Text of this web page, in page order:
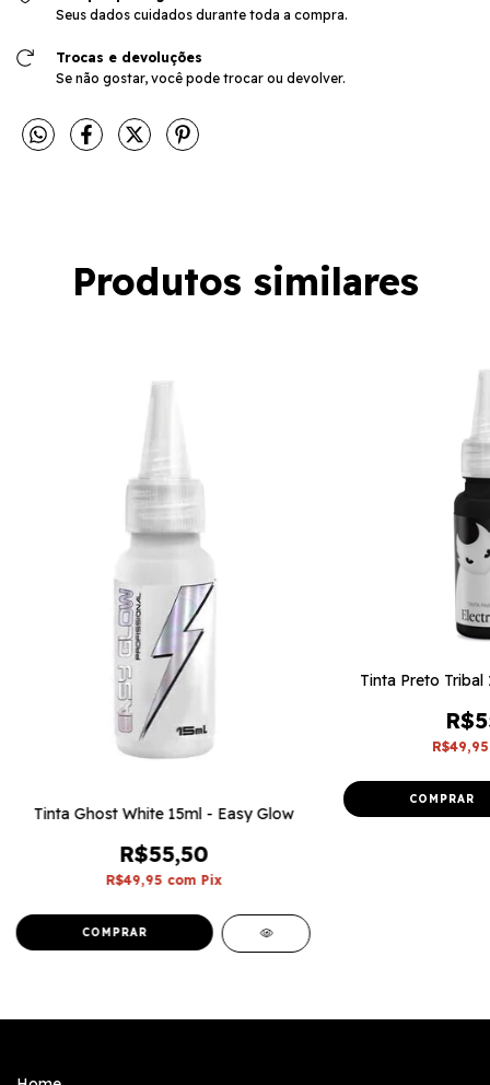
Seus dados cuidados durante toda a compra.
Trocas e devoluções
Se não gostar, você pode trocar ou devolver.
Produtos similares
Tinta Ghost White 15ml - Easy Glow
R$55,50
R$49,95 com Pix
Tinta Preto